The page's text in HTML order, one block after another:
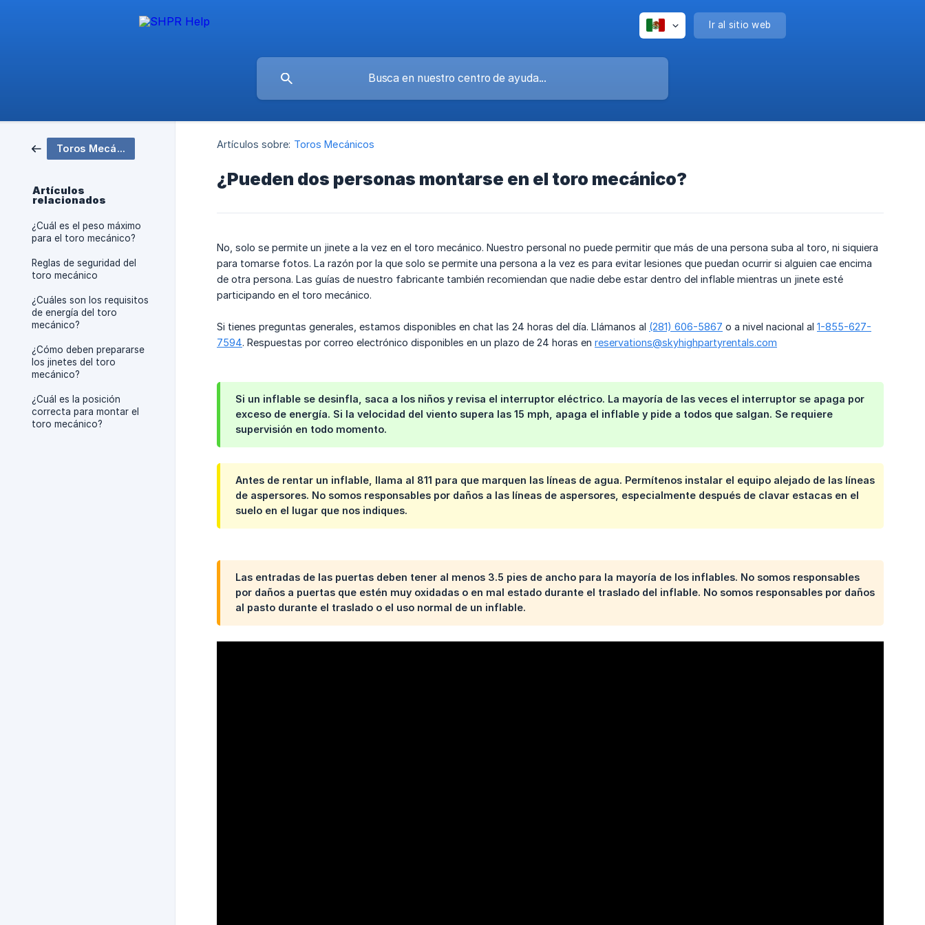
Ir al sitio web
Toros Mecánicos
Artículos
relacionados
¿Cuál es el peso máximo
para el toro mecánico?
Reglas de seguridad del
toro mecánico
¿Cuáles son los requisitos
de energía del toro
mecánico?
¿Cómo deben prepararse
los jinetes del toro
mecánico?
¿Cuál es la posición
correcta para montar el
toro mecánico?
Artículos sobre: Toros Mecánicos
¿Pueden dos personas montarse en el toro mecánico?
No, solo se permite un jinete a la vez en el toro mecánico. Nuestro personal no puede permitir que más de una persona suba al toro, ni siquiera
para tomarse fotos. La razón por la que solo se permite una persona a la vez es para evitar lesiones que puedan ocurrir si alguien cae encima
de otra persona. Las guías de nuestro fabricante también recomiendan que nadie debe estar dentro del inflable mientras un jinete esté
participando en el toro mecánico.
Si tienes preguntas generales, estamos disponibles en chat las 24 horas del día. Llámanos al (281) 606-5867 o a nivel nacional al 1-855-627-
7594. Respuestas por correo electrónico disponibles en un plazo de 24 horas en reservations@skyhighpartyrentals.com
Si un inflable se desinfla, saca a los niños y revisa el interruptor eléctrico. La mayoría de las veces el interruptor se apaga por
exceso de energía. Si la velocidad del viento supera las 15 mph, apaga el inflable y pide a todos que salgan. Se requiere
supervisión en todo momento.
Antes de rentar un inflable, llama al 811 para que marquen las líneas de agua. Permítenos instalar el equipo alejado de las líneas
de aspersores. No somos responsables por daños a las líneas de aspersores, especialmente después de clavar estacas en el
suelo en el lugar que nos indiques.
Las entradas de las puertas deben tener al menos 3.5 pies de ancho para la mayoría de los inflables. No somos responsables
por daños a puertas que estén muy oxidadas o en mal estado durante el traslado del inflable. No somos responsables por daños
al pasto durante el traslado o el uso normal de un inflable.